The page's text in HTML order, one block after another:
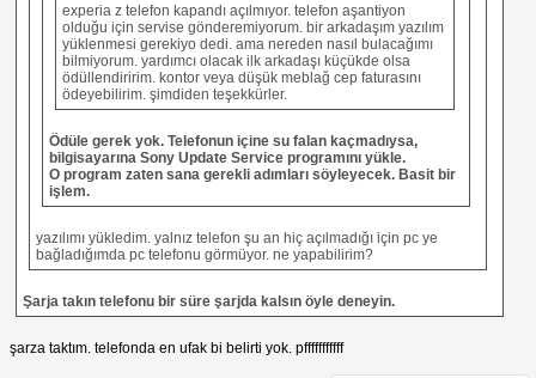
experia z telefon kapandı açılmıyor. telefon aşantiyon
olduğu için servise gönderemiyorum. bir arkadaşım yazılım
yüklenmesi gerekiyo dedi. ama nereden nasıl bulacağımı
bilmiyorum. yardımcı olacak ilk arkadaşı küçükde olsa
ödüllendiririm. kontor veya düşük meblağ cep faturasını
ödeyebilirim. şimdiden teşekkürler.
Ödüle gerek yok. Telefonun içine su falan kaçmadıysa,
bilgisayarına Sony Update Service programını yükle.
O program zaten sana gerekli adımları söyleyecek. Basit bir
işlem.
yazılımı yükledim. yalnız telefon şu an hiç açılmadığı için pc ye
bağladığımda pc telefonu görmüyor. ne yapabilirim?
Şarja takın telefonu bir süre şarjda kalsın öyle deneyin.
şarza taktım. telefonda en ufak bi belirti yok. pfffffffffff